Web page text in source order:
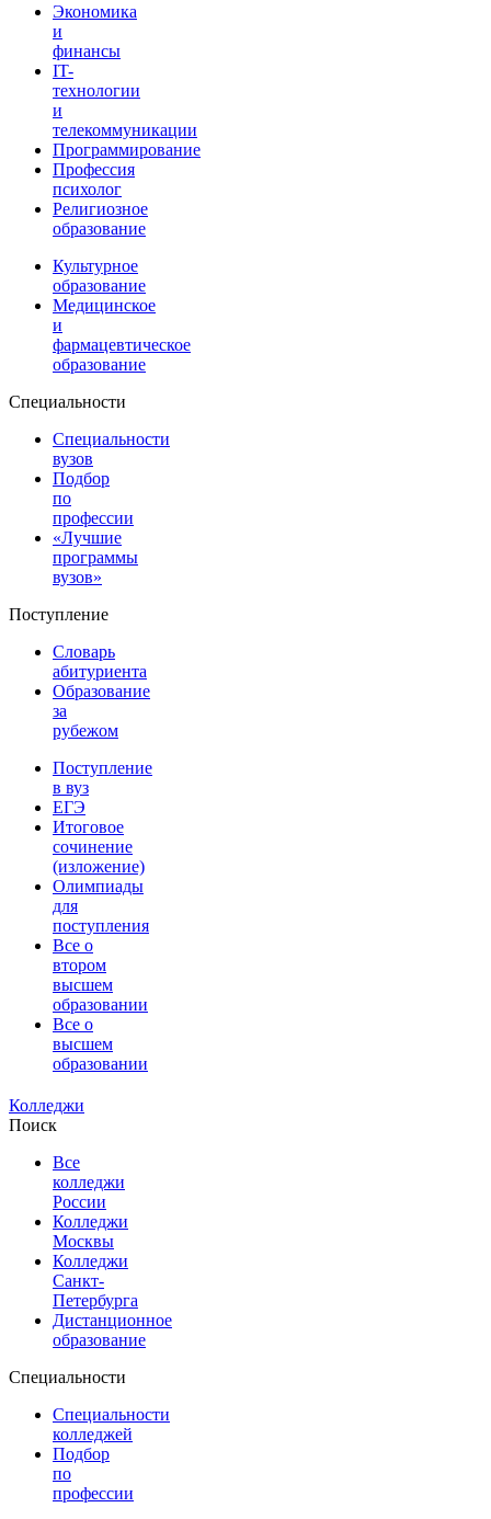
Экономика
и
финансы
IT-
технологии
и
телекоммуникации
Программирование
Профессия
психолог
Религиозное
образование
Культурное
образование
Медицинское
и
фармацевтическое
образование
Специальности
Специальности
вузов
Подбор
по
профессии
«Лучшие
программы
вузов»
Поступление
Словарь
абитуриента
Образование
за
рубежом
Поступление
в вуз
ЕГЭ
Итоговое
сочинение
(изложение)
Олимпиады
для
поступления
Все о
втором
высшем
образовании
Все о
высшем
образовании
Колледжи
Поиск
Все
колледжи
России
Колледжи
Москвы
Колледжи
Санкт-
Петербурга
Дистанционное
образование
Специальности
Специальности
колледжей
Подбор
по
профессии